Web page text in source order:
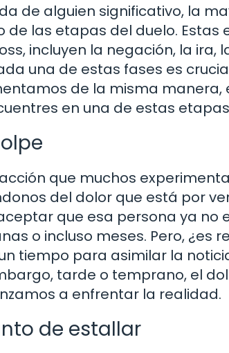
de alguien significativo, la
las etapas del duelo. Estas
incluyen la negación, la ira,
una de estas fases es
de la misma manera,
en una de estas
que muchos
del dolor que está por
que esa persona ya no
o incluso meses. Pero, ¿es
tiempo para asimilar la
tarde o temprano, el
a enfrentar la realidad.
de estallar